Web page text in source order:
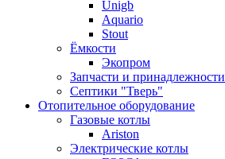
Unigb
Aquario
Stout
Ёмкости
Экопром
Запчасти и принадлежности
Септики "Тверь"
Отопительное оборудование
Газовые котлы
Ariston
Электрические котлы